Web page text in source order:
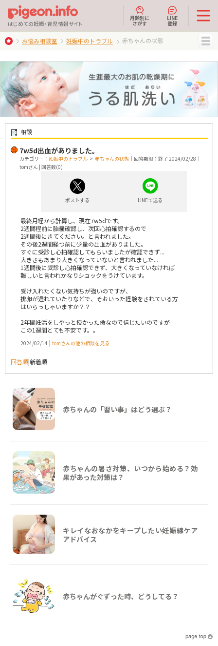
はじめての妊娠・育児情報サイト
月齢別に
さがす
LINE
登録
お悩み相談室 妊娠中のトラブル 赤ちゃんの状態
相談
7w5d出血がありました。
カテゴリー： 妊娠中のトラブル > 赤ちゃんの状態 ｜回答期限：終了 2024/02/28｜
tomさん | 回答数(0)
ポストする LINEで送る
最終月経から計算し、現在7w5dです。
2週間程前に胎嚢確認し、次回心拍確認するので
2週間後にきてください。と言われました。
その後2週間経つ前に少量の出血がありました。
すぐに受診し心拍確認してもらいましたが確認できず...
大きさもあまり大きくなっていないと言われました...
1週間後に受診し心拍確認できず、大きくなっていなければ
難しいと言われかなりショックをうけています。
受け入れたくない気持ちが強いのですが、
排卵が遅れていたりなどで、そおいった経験をされている方
はいらっしゃいますか？？
2年間妊活をしやっと授かった命なので信じたいのですが
この1週間とても不安です。。
2024/02/14 | tomさんの他の相談を見る
回答順|新着順
赤ちゃんの「習い事」はどう選ぶ？
赤ちゃんの暑さ対策、いつから始める？効
果があった対策は？
キレイなおなかをキープしたい妊娠線ケア
アドバイス
赤ちゃんがぐずった時、どうしてる？